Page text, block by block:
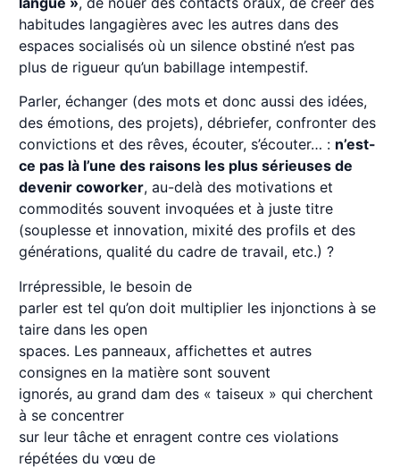
habitudes langagières avec les autres dans des
espaces socialisés où un silence obstiné n’est pas
plus de rigueur qu’un babillage intempestif.
Parler, échanger (des mots et donc aussi des idées,
des émotions, des projets), débriefer, confronter des
convictions et des rêves, écouter, s’écouter… : n’est-
ce pas là l’une des raisons les plus sérieuses de
devenir coworker, au-delà des motivations et
commodités souvent invoquées et à juste titre
(souplesse et innovation, mixité des profils et des
générations, qualité du cadre de travail, etc.) ?
Irrépressible, le besoin de
parler est tel qu’on doit multiplier les injonctions à se
taire dans les open
spaces. Les panneaux, affichettes et autres
consignes en la matière sont souvent
ignorés, au grand dam des « taiseux » qui cherchent
à se concentrer
sur leur tâche et enragent contre ces violations
répétées du vœu de